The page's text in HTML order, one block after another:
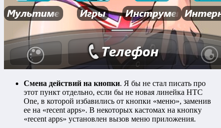
Смена действий на кнопки. Я бы не стал писать про
этот пункт отдельно, если бы не новая линейка HTC
One, в которой избавились от кнопки «меню», заменив
ее на «recent apps». В некоторых кастомах на кнопку
«recent apps» установлен вызов меню приложения.